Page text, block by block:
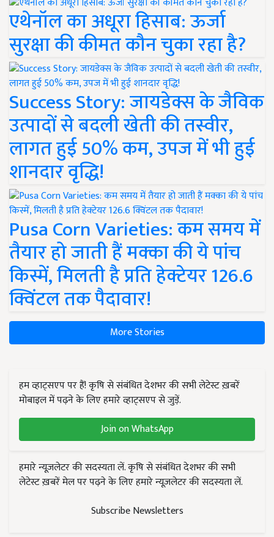
एथेनॉल का अधूरा हिसाब: ऊर्जा
सुरक्षा की कीमत कौन चुका रहा है?
Success Story: जायडेक्स के जैविक
उत्पादों से बदली खेती की तस्वीर,
लागत हुई 50% कम, उपज में भी हुई
शानदार वृद्धि!
Pusa Corn Varieties: कम समय में
तैयार हो जाती हैं मक्का की ये पांच
किस्में, मिलती है प्रति हेक्टेयर 126.6
क्विंटल तक पैदावार!
More Stories
हम व्हाट्सएप पर हैं! कृषि से संबंधित देशभर की सभी लेटेस्ट ख़बरें
मोबाइल में पढ़ने के लिए हमारे व्हाट्सएप से जुड़ें.
Join on WhatsApp
हमारे न्यूज़लेटर की सदस्यता लें. कृषि से संबंधित देशभर की सभी
लेटेस्ट ख़बरें मेल पर पढ़ने के लिए हमारे न्यूज़लेटर की सदस्यता लें.
Subscribe Newsletters